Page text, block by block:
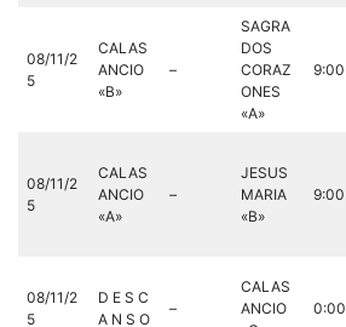
08/11/2
5
CALAS
ANCIO
«B»
–
SAGRA
DOS
CORAZ
ONES
«A»
9:00
08/11/2
5
CALAS
ANCIO
«A»
–
JESUS
MARIA
«B»
9:00
08/11/2
5
D E S C
A N S O
–
CALAS
ANCIO
0:00